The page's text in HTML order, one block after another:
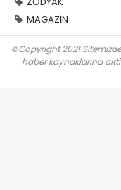
MAGAZİN
©Copyright 2021
haber kaynaklarına